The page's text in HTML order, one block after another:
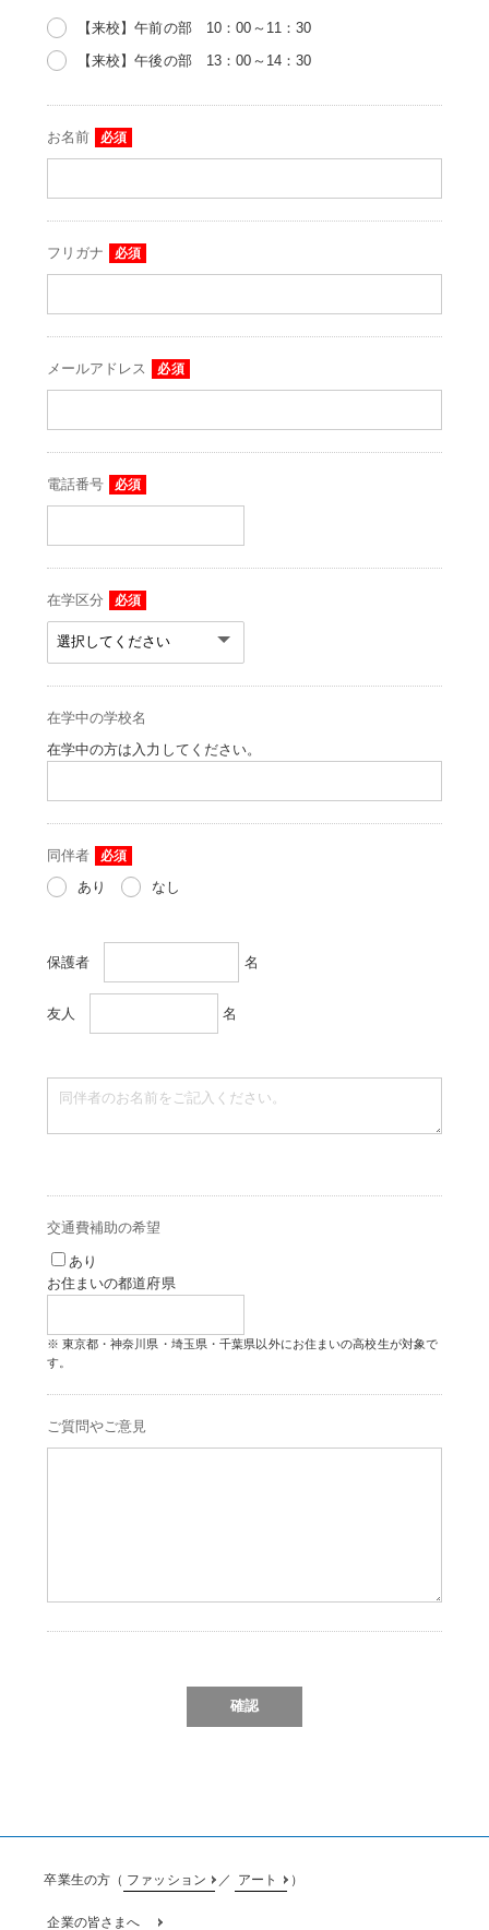
【来校】午前の部 10：00～11：30
【来校】午後の部 13：00～14：30
お名前 必須
フリガナ 必須
メールアドレス 必須
電話番号 必須
在学区分 必須
在学中の学校名
在学中の方は入力してください。
同伴者 必須
あり なし
保護者 名
友人 名
交通費補助の希望
あり
お住まいの都道府県
東京都・神奈川県・埼玉県・千葉県以外にお住まいの高校生が対象で
す。
ご質問やご意見
卒業生の方（ ファッション ／ アート ）
企業の皆さまへ